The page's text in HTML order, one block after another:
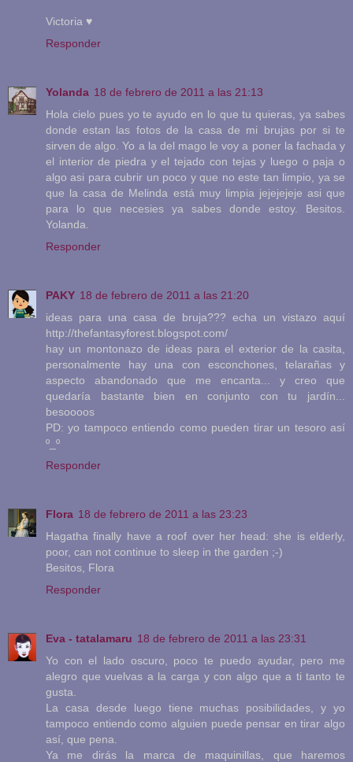
Victoria ♥
Responder
Yolanda 18 de febrero de 2011 a las 21:13
Hola cielo pues yo te ayudo en lo que tu quieras, ya sabes
donde estan las fotos de la casa de mi brujas por si te
sirven de algo. Yo a la del mago le voy a poner la fachada y
el interior de piedra y el tejado con tejas y luego o paja o
algo asi para cubrir un poco y que no este tan limpio, ya se
que la casa de Melinda está muy limpia jejejejeje asi que
para lo que necesies ya sabes donde estoy. Besitos.
Yolanda.
Responder
PAKY 18 de febrero de 2011 a las 21:20
ideas para una casa de bruja??? echa un vistazo aquí
http://thefantasyforest.blogspot.com/
hay un montonazo de ideas para el exterior de la casita,
personalmente hay una con esconchones, telarañas y
aspecto abandonado que me encanta... y creo que
quedaría bastante bien en conjunto con tu jardín...
besoooos
PD: yo tampoco entiendo como pueden tirar un tesoro así
º_º
Responder
Flora 18 de febrero de 2011 a las 23:23
Hagatha finally have a roof over her head: she is elderly,
poor, can not continue to sleep in the garden ;-)
Besitos, Flora
Responder
Eva - tatalamaru 18 de febrero de 2011 a las 23:31
Yo con el lado oscuro, poco te puedo ayudar, pero me
alegro que vuelvas a la carga y con algo que a ti tanto te
gusta.
La casa desde luego tiene muchas posibilidades, y yo
tampoco entiendo como alguien puede pensar en tirar algo
así, que pena.
Ya me dirás la marca de maquinillas, que haremos